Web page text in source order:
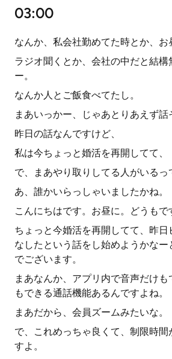
03:00
なんか、私会社勤めてた時とか、お
ラジオ聞くとか、会社の中だと結構
ー。
なんか人とご飯食べてたし。
まあいっかー、じゃあとりあえず話
昨日の話なんですけど、
私は今ちょっと婚活を再開してて、
で、まあやり取りしてる人がいるっ
あ、誰かいらっしゃいましたかね。
こんにちはです。お昼に。どうもで
ちょっと今婚活を再開してて、昨日
なしたという話をし始めようかなー
でございます。
まあなんか、アプリ内で音声だけ
もできる通話機能あるんですよね。
まあだから、会員ズームみたいな。
で、これめっちゃ良くて、制限時間
すよ。